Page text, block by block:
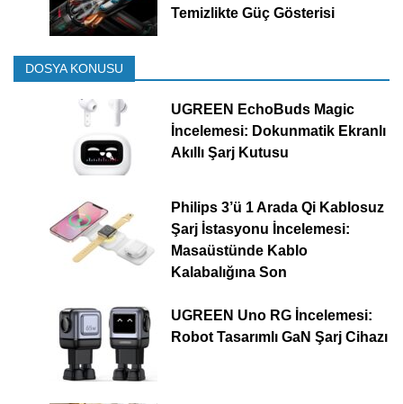
Temizlikte Güç Gösterisi
DOSYA KONUSU
UGREEN EchoBuds Magic
İncelemesi: Dokunmatik Ekranlı
Akıllı Şarj Kutusu
Philips 3’ü 1 Arada Qi Kablosuz
Şarj İstasyonu İncelemesi:
Masaüstünde Kablo
Kalabalığına Son
UGREEN Uno RG İncelemesi:
Robot Tasarımlı GaN Şarj Cihazı